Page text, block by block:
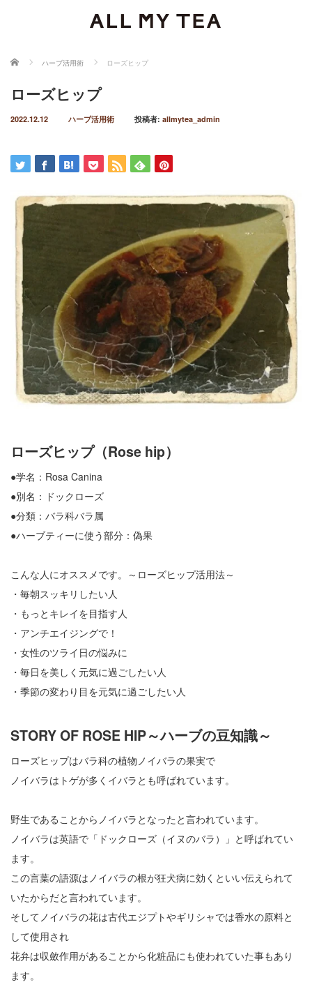
ホーム ハーブ活用術 ローズヒップ
ローズヒップ
2022.12.12 ハーブ活用術 投稿者: allmytea_admin
ローズヒップ（Rose hip）
●学名：Rosa Canina
●別名：ドックローズ
●分類：バラ科バラ属
●ハーブティーに使う部分：偽果
こんな人にオススメです。～ローズヒップ活用法～
・毎朝スッキリしたい人
・もっとキレイを目指す人
・アンチエイジングで！
・女性のツライ日の悩みに
・毎日を美しく元気に過ごしたい人
・季節の変わり目を元気に過ごしたい人
STORY OF ROSE HIP～ハーブの豆知識～
ローズヒップはバラ科の植物ノイバラの果実で
ノイバラはトゲが多くイバラとも呼ばれています。
野生であることからノイバラとなったと言われています。
ノイバラは英語で「ドックローズ（イヌのバラ）」と呼ばれてい
ます。
この言葉の語源はノイバラの根が狂犬病に効くといい伝えられて
いたからだと言われています。
そしてノイバラの花は古代エジプトやギリシャでは香水の原料と
して使用され
花弁は収斂作用があることから化粧品にも使われていた事もあり
ます。